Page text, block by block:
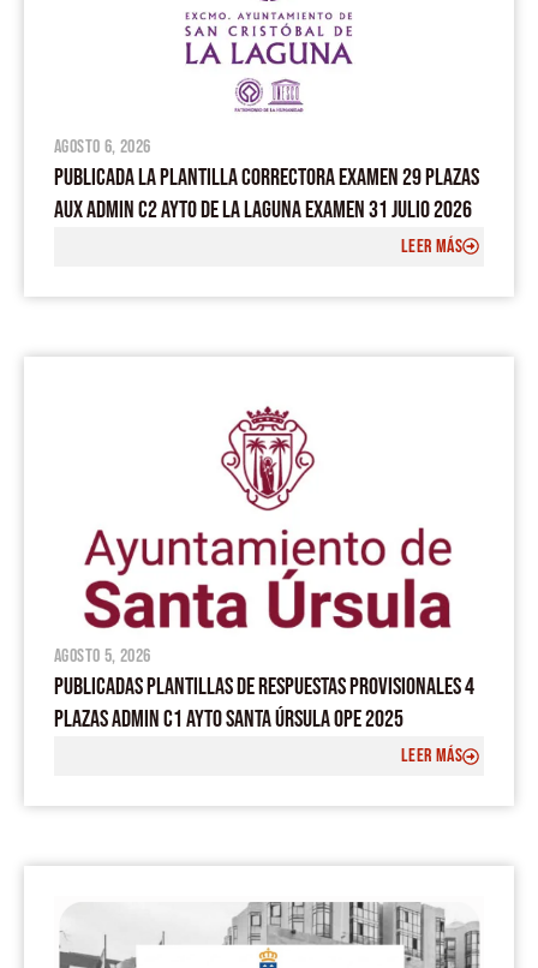
agosto 6, 2026
PUBLICADA LA PLANTILLA CORRECTORA EXAMEN 29 PLAZAS
AUX ADMIN C2 AYTO DE LA LAGUNA EXAMEN 31 JULIO 2026
LEER MÁS
agosto 5, 2026
PUBLICADAS PLANTILLAS DE RESPUESTAS PROVISIONALES 4
PLAZAS ADMIN C1 AYTO SANTA ÚRSULA OPE 2025
LEER MÁS